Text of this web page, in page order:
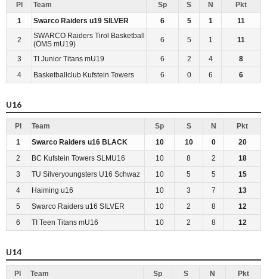
Pl Team Sp S N
Pkt
1
Swarco Raiders u19 SILVER 6 5 1 11
2
SWARCO Raiders Tirol Basketball
(ÖMS mU19)
6 5 1 11
3 TI Junior Titans mU19 6 2 4
8
4
Basketballclub Kufstein Towers 6 0 6 6
U16
Pl Team Sp S N
Pkt
1
Swarco Raiders u16 BLACK 10 10 0
20
2
BC Kufstein Towers SLMU16 10 8 2
18
3
TU Silveryoungsters U16 Schwaz 10 5 5
15
4
Haiming u16 10 3 7
13
5
Swarco Raiders u16 SILVER 10 2 8
12
6
TI Teen Titans mU16 10 2 8 12
U14
Pl Team Sp S N
Pkt